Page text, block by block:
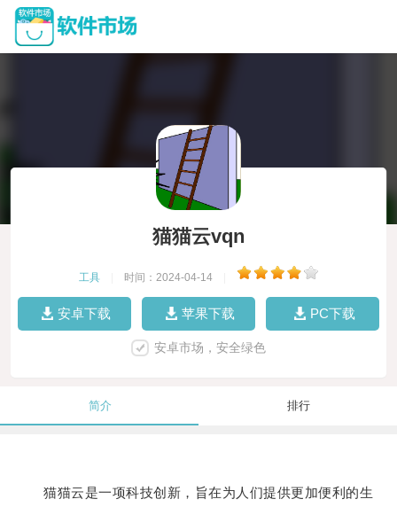
猫猫云vqn
工具 时间：2024-04-14
安卓下载 苹果下载 PC下载
安卓市场，安全绿色
简介 排行
猫猫云是一项科技创新，旨在为人们提供更加便利的生